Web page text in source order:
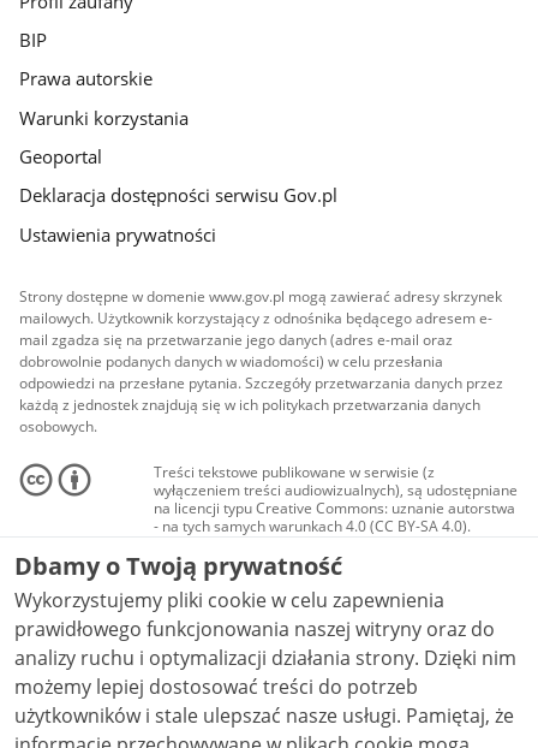
BIP
Prawa autorskie
Warunki korzystania
Geoportal
Deklaracja dostępności serwisu Gov.pl
Ustawienia prywatności
Strony dostępne w domenie www.gov.pl mogą zawierać adresy skrzynek
mailowych. Użytkownik korzystający z odnośnika będącego adresem e-
mail zgadza się na przetwarzanie jego danych (adres e-mail oraz
dobrowolnie podanych danych w wiadomości) w celu przesłania
odpowiedzi na przesłane pytania. Szczegóły przetwarzania danych przez
każdą z jednostek znajdują się w ich politykach przetwarzania danych
osobowych.
Treści tekstowe publikowane w serwisie (z
wyłączeniem treści audiowizualnych), są udostępniane
na licencji typu Creative Commons: uznanie autorstwa
- na tych samych warunkach 4.0 (CC BY-SA 4.0).
Materiały audiowizualne, w tym zdjęcia, materiały
audio i wideo, są udostępniane na licencji typu
Creative Commons: uznanie autorstwa użycie
niekomercyjne - bez utworów zależnych 4.0 (CC BY-
NC-ND 4.0), o ile nie jest to stwierdzone inaczej.
Dbamy o Twoją prywatność
Wykorzystujemy pliki cookie w celu zapewnienia
prawidłowego funkcjonowania naszej witryny oraz do
analizy ruchu i optymalizacji działania strony. Dzięki nim
możemy lepiej dostosować treści do potrzeb
użytkowników i stale ulepszać nasze usługi. Pamiętaj, że